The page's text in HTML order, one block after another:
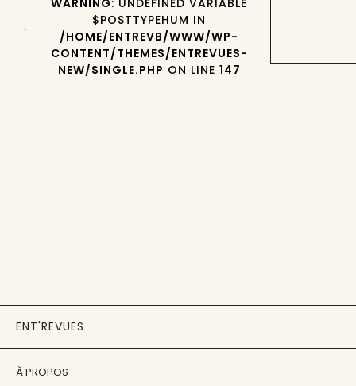
WARNING: UNDEFINED VARIABLE
$POSTTYPEHUM IN
/HOME/ENTREVB/WWW/WP-
CONTENT/THEMES/ENTREVUES-
NEW/SINGLE.PHP ON LINE 147
ENT'REVUES
À PROPOS